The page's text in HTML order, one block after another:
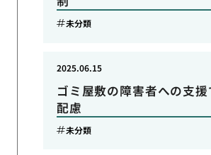
未分類
ゴミ屋敷の障害者への支
配慮
2025.06.15
未分類